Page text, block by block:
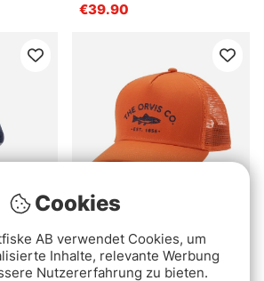
€39.90
Sock
Orvis Co Trucker Hat
Red Clay
€40
Cookies
AB verwendet Cookies, um
Inhalte, relevante Werbung
Nutzererfahrung zu bieten.